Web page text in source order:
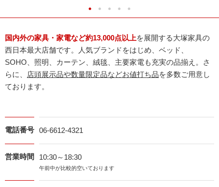
国内外の家具・家電など約13,000点以上を展開する大塚家具の
西日本最大店舗です。人気ブランドをはじめ、ベッド、
SOHO、照明、カーテン、絨毯、主要家電も充実の品揃え。さ
らに、
店頭展示品や数量限定品などお値打ち品を多数ご用意し
ております。
電話番号 06-6612-4321
営業時間 10:30～18:30
午前中が比較的空いております